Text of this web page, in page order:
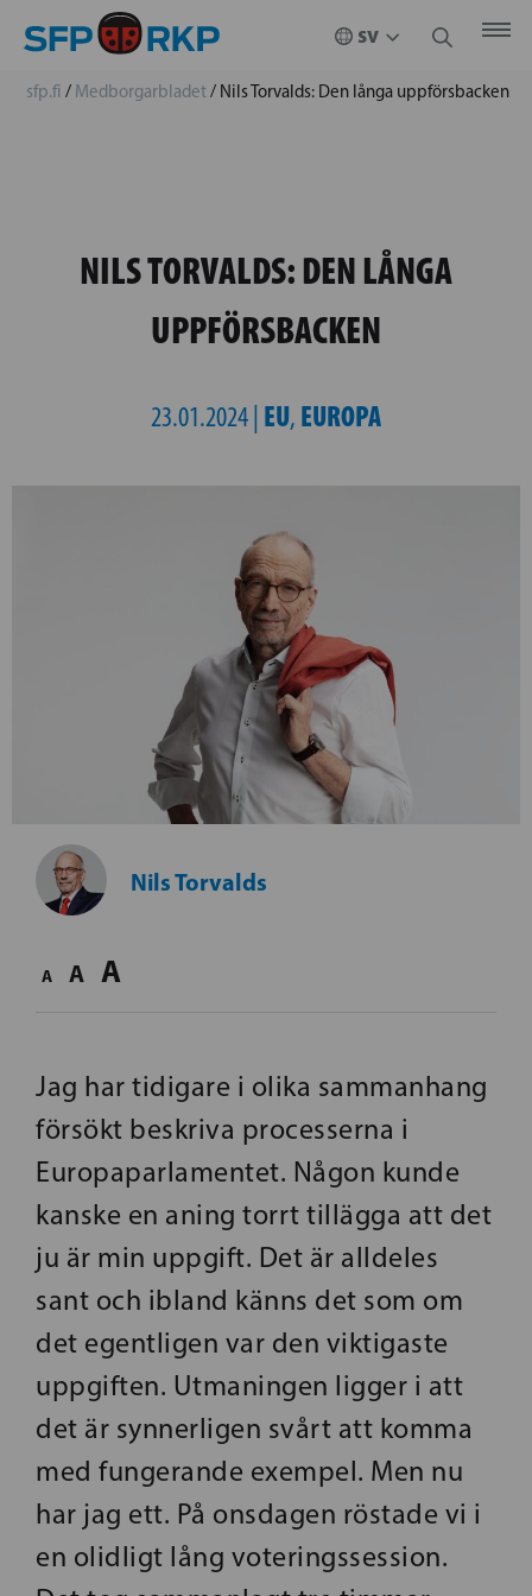
sfp.fi / Medborgarbladet/ Nils Torvalds: Den långa uppförsbacken
NILS TORVALDS: DEN LÅNGA
UPPFÖRSBACKEN
23.01.2024 | EU, EUROPA
Nils Torvalds
A A A
Jag har tidigare i olika sammanhang
försökt beskriva processerna i
Europaparlamentet. Någon kunde
kanske en aning torrt tillägga att det
ju är min uppgift. Det är alldeles
sant och ibland känns det som om
det egentligen var den viktigaste
uppgiften. Utmaningen ligger i att
det är synnerligen svårt att komma
med fungerande exempel. Men nu
har jag ett. På onsdagen röstade vi i
en olidligt lång voteringssession.